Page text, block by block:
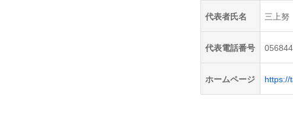
代表者氏名 三上努
代表電話番号
ホームページ https://